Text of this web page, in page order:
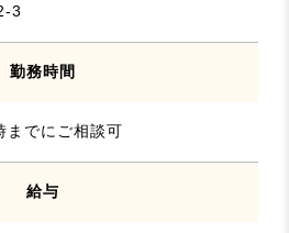
3
勤務時間
でにご相談可
給与